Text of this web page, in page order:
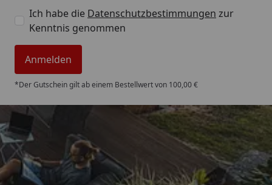
Ich habe die Datenschutzbestimmungen zur
Kenntnis genommen
Anmelden
*Der Gutschein gilt ab einem Bestellwert von 100,00 €
Trusted Shops
4,85/ 5